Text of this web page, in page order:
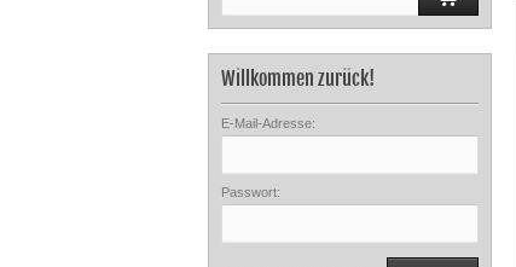
Willkommen zurück!
E-Mail-Adresse:
Passwort: